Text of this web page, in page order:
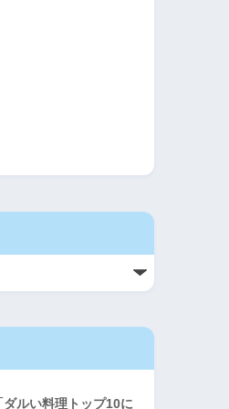
ダルい料理トップ10に